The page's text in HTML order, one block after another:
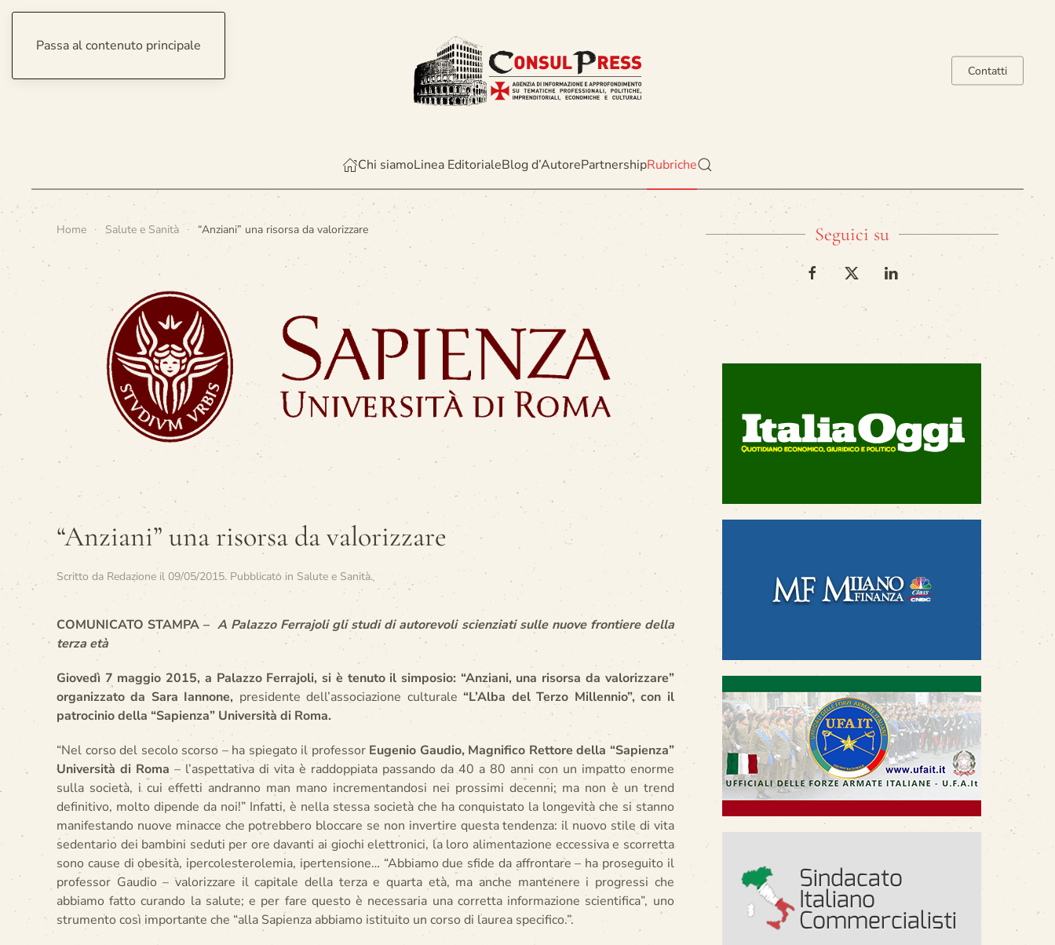
Passa al contenuto principale
Contatti
Chi siamoLinea EditorialeBlog d’AutorePartnershipRubriche
Home Salute e Sanità “Anziani” una risorsa da valorizzare
“Anziani” una risorsa da valorizzare
Scritto da Redazione il 09/05/2015. Pubblicato in Salute e Sanità.
COMUNICATO STAMPA –A Palazzo Ferrajoli gli studi di autorevoli scienziati sulle nuove frontiere della
terza età
Giovedì 7 maggio 2015, a Palazzo Ferrajoli, si è tenuto il simposio: “Anziani, una risorsa da valorizzare”
organizzato da Sara Iannone, presidente dell’associazione culturale“L’Alba del Terzo Millennio”, con il
patrocinio della “Sapienza” Università di Roma.
“Nel corso del secolo scorso – ha spiegato il professor Eugenio Gaudio, Magnifico Rettore della “Sapienza”
Università di Roma – l’aspettativa di vita è raddoppiata passando da 40 a 80 anni con un impatto enorme
sulla società, i cui effetti andranno man mano incrementandosi nei prossimi decenni; ma non è un trend
definitivo, molto dipende da noi!” Infatti, è nella stessa società che ha conquistato la longevità che si stanno
manifestando nuove minacce che potrebbero bloccare se non invertire questa tendenza: il nuovo stile di vita
sedentario dei bambini seduti per ore davanti ai giochi elettronici, la loro alimentazione eccessiva e scorretta
sono cause di obesità, ipercolesterolemia, ipertensione… “Abbiamo due sfide da affrontare – ha proseguito il
professor Gaudio – valorizzare il capitale della terza e quarta età, ma anche mantenere i progressi che
abbiamo fatto curando la salute; e per fare questo è necessaria una corretta informazione scientifica”, uno
strumento così importante che “alla Sapienza abbiamo istituito un corso di laurea specifico.”.
Seguici su